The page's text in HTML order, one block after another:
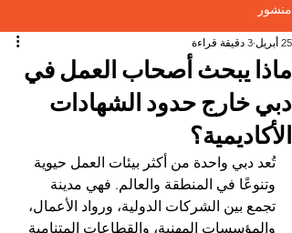
منشور
ماذا يبحث أصحاب العمل في
دبي خارج حدود الشهادات
الأكاديمية؟
25 أبريل 3 دقيقة قراءة
تُعد دبي واحدة من أكثر بيئات العمل حيوية
وتنوعًا في المنطقة والعالم. فهي مدينة
تجمع بين الشركات الدولية، ورواد الأعمال،
والمؤسسات المهنية، والقطاعات المتنامية